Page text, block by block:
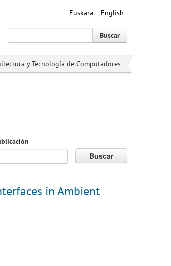
Euskara English
Buscar
y Tecnología de Computadores
Buscar
in Ambient